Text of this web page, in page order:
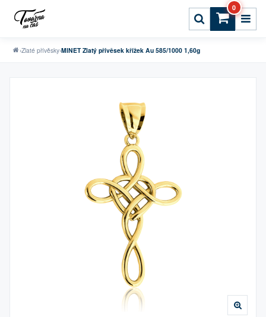
0
›Zlaté přívěsky›MINET Zlatý přívěsek křížek Au 585/1000 1,60g